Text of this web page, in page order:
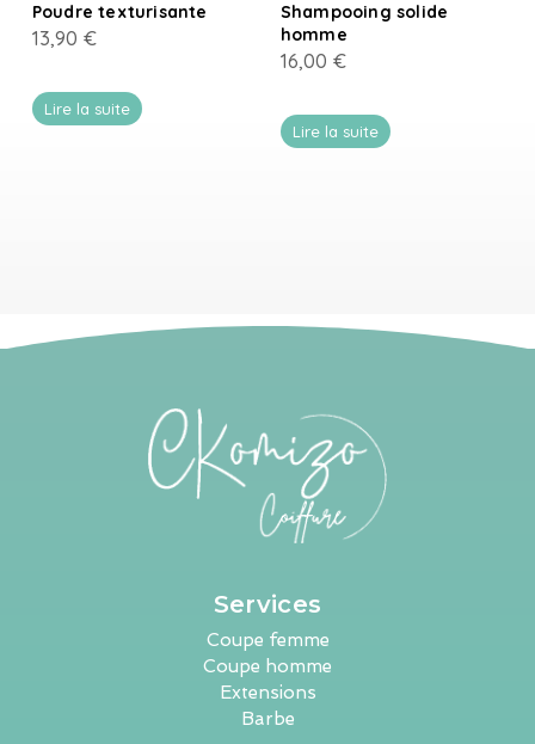
Poudre texturisante
13,90 €
Lire la suite
Shampooing solide
homme
16,00 €
Lire la suite
Services
Coupe femme
Coupe homme
Extensions
Barbe